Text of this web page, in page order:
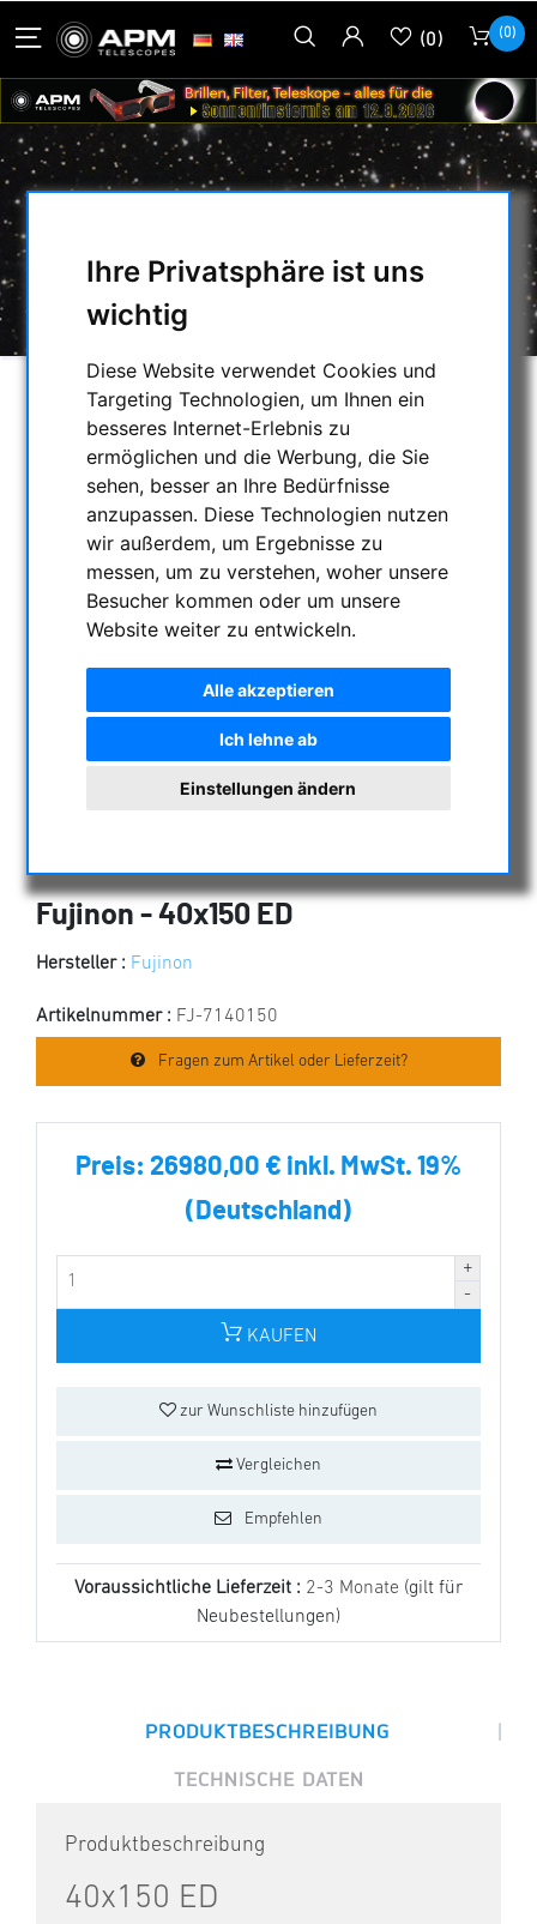
Ihre Privatsphäre ist uns
wichtig
Diese Website verwendet Cookies und
Targeting Technologien, um Ihnen ein
besseres Internet-Erlebnis zu
ermöglichen und die Werbung, die Sie
sehen, besser an Ihre Bedürfnisse
anzupassen. Diese Technologien nutzen
wir außerdem, um Ergebnisse zu
messen, um zu verstehen, woher unsere
Besucher kommen oder um unsere
Website weiter zu entwickeln.
Alle akzeptieren
Ich lehne ab
Einstellungen ändern
(0) (0)
HOME / FERNGLÄSER /
GROSSFERNGLÄSER
Fujinon - 40x150 ED
Hersteller : Fujinon
Artikelnummer : FJ-7140150
Fragen zum Artikel oder Lieferzeit?
Preis: 26980,00 € inkl. MwSt. 19%
(Deutschland)
KAUFEN
zur Wunschliste hinzufügen
Vergleichen
Empfehlen
Voraussichtliche Lieferzeit : 2-3 Monate (gilt für
Neubestellungen)
PRODUKTBESCHREIBUNG |
TECHNISCHE DATEN
Produktbeschreibung
40x150 ED